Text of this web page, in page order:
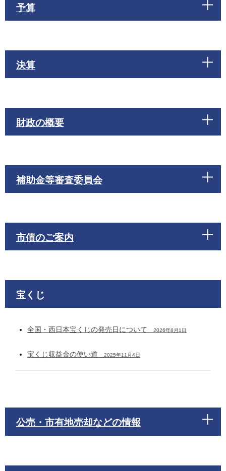
予算
決算
財政の概要
補助金等審査委員会
市債のご案内
宝くじ
全国・西日本宝くじの発売日について 2026年8月1日
宝くじ収益金の使い道 2025年11月4日
公売・市有地売却などの情報